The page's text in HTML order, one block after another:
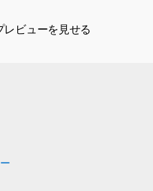
ビューを見せる